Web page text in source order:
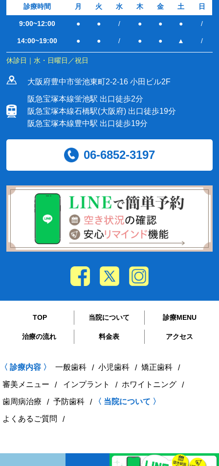
診療時間 月 火 水 木 金 土 日
9:00~12:00 ● ● / ● ● ● /
14:00~19:00 ● ● / ● ● ▲ /
休診日｜水・日曜日／祝日
大阪府豊中市蛍池東町2-2-16 小田ビル2F
阪急宝塚本線蛍池駅 出口徒歩2分
阪急宝塚本線石橋駅(大阪府) 出口徒歩19分
阪急宝塚本線豊中駅 出口徒歩19分
06-6852-3197
TOP 当院について 診療MENU
治療の流れ 料金表 アクセス
〈 診療内容 〉 一般歯科 小児歯科 矯正歯科
審美メニュー インプラント ホワイトニング
歯周病治療 予防歯科 〈 当院について 〉
よくあるご質問